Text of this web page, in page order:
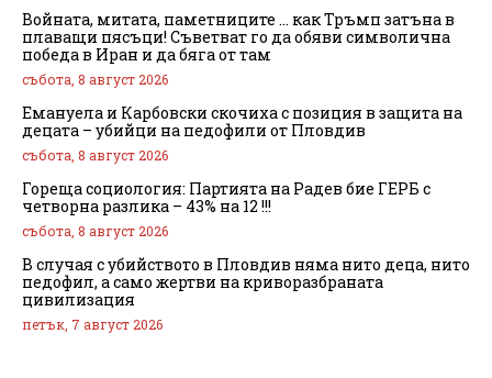
Войната, митата, паметниците … как Тръмп затъна в
плаващи пясъци! Съветват го да обяви символична
победа в Иран и да бяга от там
събота, 8 август 2026
Емануела и Карбовски скочиха с позиция в защита на
децата – убийци на педофили от Пловдив
събота, 8 август 2026
Гореща социология: Партията на Радев бие ГЕРБ с
четворна разлика – 43% на 12 !!!
събота, 8 август 2026
В случая с убийството в Пловдив няма нито деца, нито
педофил, а само жертви на криворазбраната
цивилизация
петък, 7 август 2026